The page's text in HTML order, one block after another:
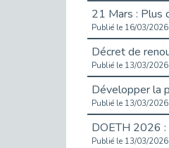
Publié le 16/03/2026
Publié le 13/03/2026
Publié le 13/03/2026
Publié le 13/03/2026